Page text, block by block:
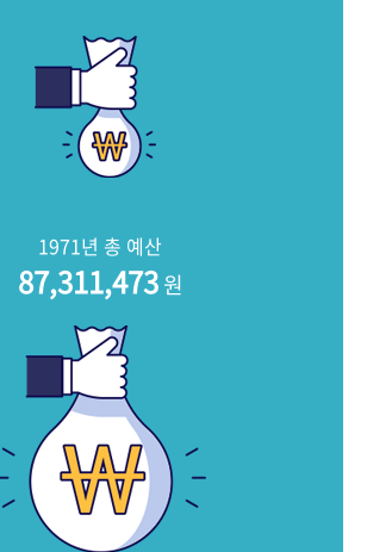
문서 기록물 행정박물
1971년 총 예산
87,311,473원